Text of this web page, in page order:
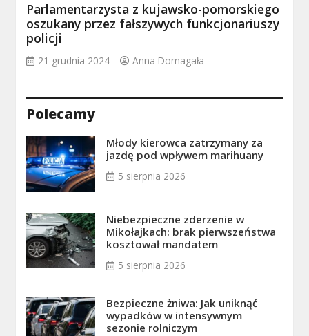
Parlamentarzysta z kujawsko-pomorskiego
oszukany przez fałszywych funkcjonariuszy
policji
21 grudnia 2024 Anna Domagała
Polecamy
Młody kierowca zatrzymany za
jazdę pod wpływem marihuany
5 sierpnia 2026
Niebezpieczne zderzenie w
Mikołajkach: brak pierwszeństwa
kosztował mandatem
5 sierpnia 2026
Bezpieczne żniwa: Jak uniknąć
wypadków w intensywnym
sezonie rolniczym